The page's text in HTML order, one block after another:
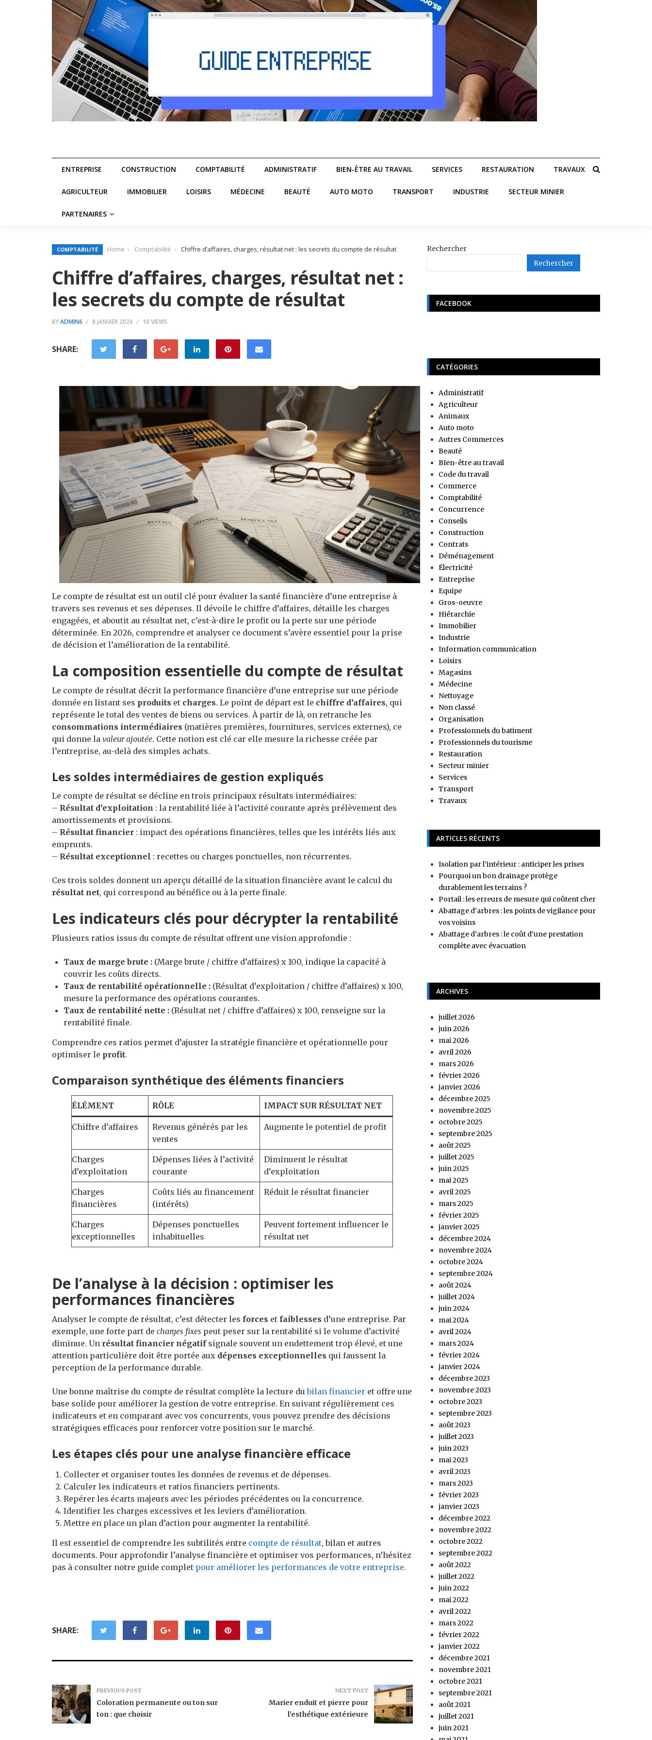
ENTREPRISE CONSTRUCTION COMPTABILITÉ ADMINISTRATIF BIEN-ÊTRE AU TRAVAIL SERVICES RESTAURATION TRAVAUX
AGRICULTEUR IMMOBILIER LOISIRS MÉDECINE BEAUTÉ AUTO MOTO TRANSPORT INDUSTRIE SECTEUR MINIER
PARTENAIRES
COMPTABILITÉ Home Comptabilité Chiffre d’affaires, charges, résultat net : les secrets du compte de résultat
Chiffre d’affaires, charges, résultat net :
les secrets du compte de résultat
BYADMIN6 8 JANVIER 2026 10 VIEWS
SHARE:
Le compte de résultat est un outil clé pour évaluer la santé financière d’une entreprise à
travers ses revenus et ses dépenses. Il dévoile le chiffre d’affaires, détaille les charges
engagées, et aboutit au résultat net, c’est-à-dire le profit ou la perte sur une période
déterminée. En 2026, comprendre et analyser ce document s’avère essentiel pour la prise
de décision et l’amélioration de la rentabilité.
La composition essentielle du compte de résultat
Le compte de résultat décrit la performance financière d’une entreprise sur une période
donnée en listant ses produits et charges. Le point de départ est le chiffre d’affaires, qui
représente le total des ventes de biens ou services. À partir de là, on retranche les
consommations intermédiaires (matières premières, fournitures, services externes), ce
qui donne la valeur ajoutée. Cette notion est clé car elle mesure la richesse créée par
l’entreprise, au-delà des simples achats.
Les soldes intermédiaires de gestion expliqués
Le compte de résultat se décline en trois principaux résultats intermédiaires:
– Résultat d’exploitation : la rentabilité liée à l’activité courante après prélèvement des
amortissements et provisions.
– Résultat financier : impact des opérations financières, telles que les intérêts liés aux
emprunts.
– Résultat exceptionnel : recettes ou charges ponctuelles, non récurrentes.
Ces trois soldes donnent un aperçu détaillé de la situation financière avant le calcul du
résultat net, qui correspond au bénéfice ou à la perte finale.
Les indicateurs clés pour décrypter la rentabilité
Plusieurs ratios issus du compte de résultat offrent une vision approfondie :
Taux de marge brute : (Marge brute / chiffre d’affaires) x 100, indique la capacité à
couvrir les coûts directs.
Taux de rentabilité opérationnelle : (Résultat d’exploitation / chiffre d’affaires) x 100,
mesure la performance des opérations courantes.
Taux de rentabilité nette : (Résultat net / chiffre d’affaires) x 100, renseigne sur la
rentabilité finale.
Comprendre ces ratios permet d’ajuster la stratégie financière et opérationnelle pour
optimiser le profit.
Comparaison synthétique des éléments financiers
ÉLÉMENT RÔLE IMPACT SUR RÉSULTAT NET
Chiffre d’affaires
Revenus générés par les
ventes
Augmente le potentiel de profit
Charges
d’exploitation
Dépenses liées à l’activité
courante
Diminuent le résultat
d’exploitation
Charges
financières
Coûts liés au financement
(intérêts)
Réduit le résultat financier
Charges
exceptionnelles
Dépenses ponctuelles
inhabituelles
Peuvent fortement influencer le
résultat net
De l’analyse à la décision : optimiser les
performances financières
Analyser le compte de résultat, c’est détecter les forces et faiblesses d’une entreprise. Par
exemple, une forte part de charges fixes peut peser sur la rentabilité si le volume d’activité
diminue. Un résultat financier négatifsignale souvent un endettement trop élevé, et une
attention particulière doit être portée aux dépenses exceptionnelles qui faussent la
perception de la performance durable.
Une bonne maîtrise du compte de résultat complète la lecture dubilan financier et offre une
base solide pour améliorer la gestion de votre entreprise. En suivant régulièrement ces
indicateurs et en comparant avec vos concurrents, vous pouvez prendre des décisions
stratégiques efficaces pour renforcer votre position sur le marché.
Les étapes clés pour une analyse financière efficace
Collecter et organiser toutes les données de revenus et de dépenses.
Calculer les indicateurs et ratios financiers pertinents.
Repérer les écarts majeurs avec les périodes précédentes ou la concurrence.
Identifier les charges excessives et les leviers d’amélioration.
Mettre en place un plan d’action pour augmenter la rentabilité.
Il est essentiel de comprendre les subtilités entre compte de résultat, bilan et autres
documents. Pour approfondir l’analyse financière et optimiser vos performances, n’hésitez
pas à consulter notre guide complet pour améliorer les performances de votre entreprise.
SHARE:
PREVIOUS POST
Coloration permanente ou ton sur
ton : que choisir
NEXT POST
Marier enduit et pierre pour
l’esthétique extérieure
Rechercher
Rechercher
FACEBOOK
CATÉGORIES
Administratif
Agriculteur
Animaux
Auto moto
Autres Commerces
Beauté
BIen-être au travail
Code du travail
Commerce
Comptabilité
Concurrence
Conseils
Construction
Contrats
Déménagement
Électricité
Entreprise
Equipe
Gros-oeuvre
Hiérarchie
Immobilier
Industrie
Information communication
Loisirs
Magasins
Médecine
Nettoyage
Non classé
Organisation
Professionnels du batiment
Professionnels du tourisme
Restauration
Secteur minier
Services
Transport
Travaux
ARTICLES RÉCENTS
Isolation par l’intérieur : anticiper les prises
Pourquoi un bon drainage protège
durablement les terrains ?
Portail : les erreurs de mesure qui coûtent cher
Abattage d’arbres : les points de vigilance pour
vos voisins
Abattage d’arbres : le coût d’une prestation
complète avec évacuation
ARCHIVES
juillet 2026
juin 2026
mai 2026
avril 2026
mars 2026
février 2026
janvier 2026
décembre 2025
novembre 2025
octobre 2025
septembre 2025
août 2025
juillet 2025
juin 2025
mai 2025
avril 2025
mars 2025
février 2025
janvier 2025
décembre 2024
novembre 2024
octobre 2024
septembre 2024
août 2024
juillet 2024
juin 2024
mai 2024
avril 2024
mars 2024
février 2024
janvier 2024
décembre 2023
novembre 2023
octobre 2023
septembre 2023
août 2023
juillet 2023
juin 2023
mai 2023
avril 2023
mars 2023
février 2023
janvier 2023
décembre 2022
novembre 2022
octobre 2022
septembre 2022
août 2022
juillet 2022
juin 2022
mai 2022
avril 2022
mars 2022
février 2022
janvier 2022
décembre 2021
novembre 2021
octobre 2021
septembre 2021
août 2021
juillet 2021
juin 2021